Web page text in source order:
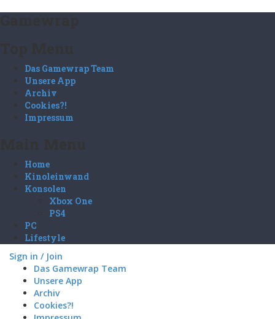
Das Gamewrap Team
Unsere App
Archiv
Cookies?!
Impressum
Home
Kinoleinwand
Konsolen
Xbox One
PS4
PC
Lifestyle
Sign in / Join
Das Gamewrap Team
Unsere App
Archiv
Cookies?!